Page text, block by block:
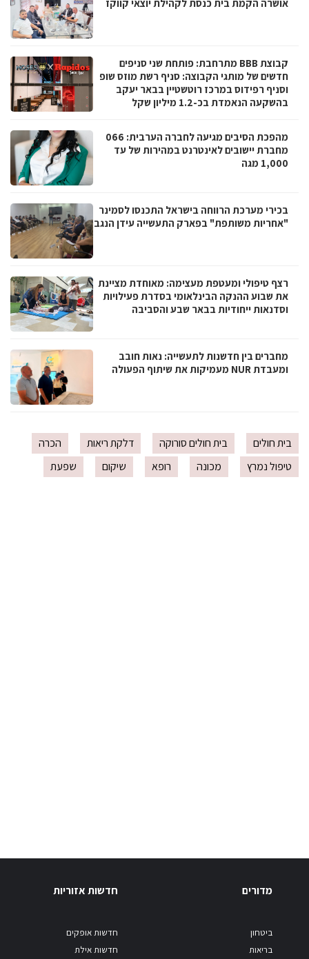
אושרה הקמת בית כנסת לקהילת יוצאי קווקז
קבוצת BBB מתרחבת: פותחת שני סניפים
חדשים של מותגי הקבוצה: סניף רשת מוזס שופ
וסניף רפידוס במרכז רוטשטיין בבאר יעקב
בהשקעה הנאמדת בכ-1.2 מיליון שקל
מהפכת הסיבים מגיעה לחברה הערבית: 066
מחברת יישובים לאינטרנט במהירות של עד
1,000 מגה
בכירי מערכת הרווחה בישראל התכנסו לסמינר
"אחריות משותפת" בפארק התעשייה עידן הנגב
רצף טיפולי ומעטפת מעצימה: מאוחדת מציינת
את שבוע ההנקה הבינלאומי בסדרת פעילויות
וסדנאות ייחודיות בבאר שבע והסביבה
מחברים בין חדשנות לתעשייה: נאות חובב
ומעבדת NUR מעמיקות את שיתוף הפעולה
בית חולים בית חולים סורוקה דלקת ריאות
הכרה
טיפול נמרץ
מכונה רופא שיקום שפעת
מדורים
ביטחון
בריאות
חדשות אזוריות
חדשות אופקים
חדשות אילת